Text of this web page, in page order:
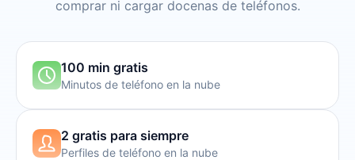
comprar ni cargar docenas de teléfonos.
100 min gratis
Minutos de teléfono en la nube
2 gratis para siempre
Perfiles de teléfono en la nube